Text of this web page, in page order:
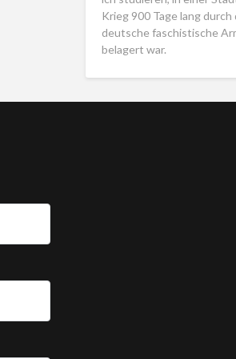
Krieg 900 Tage lang durch
deutsche faschistische
belagert war.